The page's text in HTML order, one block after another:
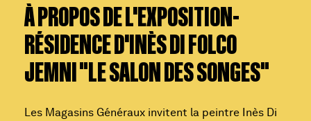
À PROPOS DE L'EXPOSITION-
RÉSIDENCE D'INÈS DI FOLCO
JEMNI "LE SALON DES SONGES"
Les Magasins Généraux invitent la peintre Inès Di